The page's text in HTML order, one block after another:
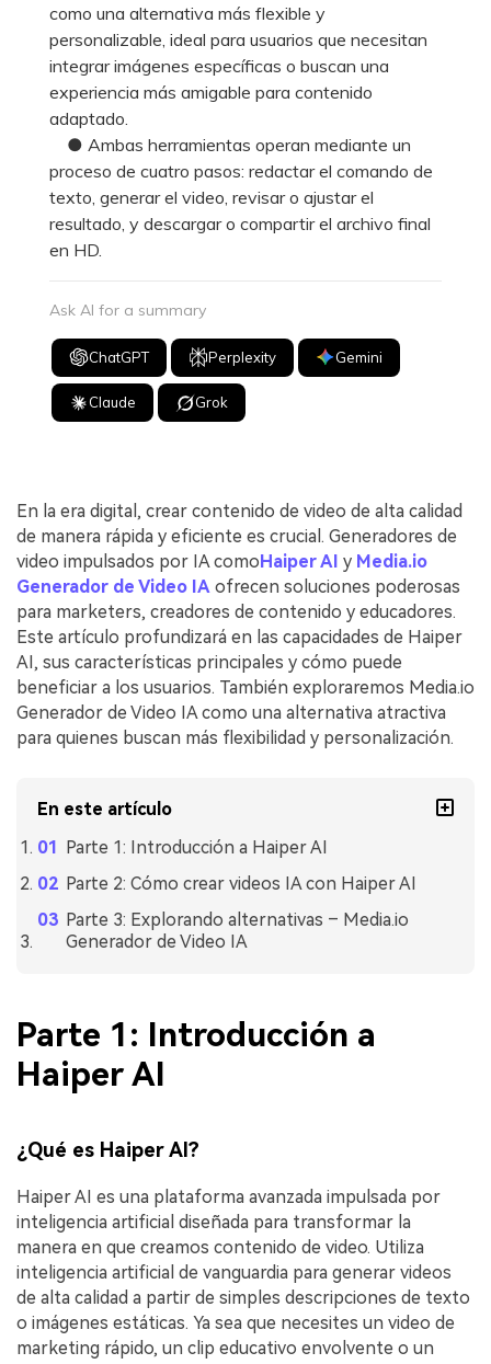
como una alternativa más flexible y
personalizable, ideal para usuarios que necesitan
integrar imágenes específicas o buscan una
experiencia más amigable para contenido
adaptado.
● Ambas herramientas operan mediante un
proceso de cuatro pasos: redactar el comando de
texto, generar el video, revisar o ajustar el
resultado, y descargar o compartir el archivo final
en HD.
Ask AI for a summary
ChatGPT Perplexity Gemini
Claude Grok
En la era digital, crear contenido de video de alta calidad
de manera rápida y eficiente es crucial. Generadores de
video impulsados por IA comoHaiper AI y Media.io
Generador de Video IA ofrecen soluciones poderosas
para marketers, creadores de contenido y educadores.
Este artículo profundizará en las capacidades de Haiper
AI, sus características principales y cómo puede
beneficiar a los usuarios. También exploraremos Media.io
Generador de Video IA como una alternativa atractiva
para quienes buscan más flexibilidad y personalización.
En este artículo
Parte 1: Introducción a Haiper AI
Parte 2: Cómo crear videos IA con Haiper AI
Parte 3: Explorando alternativas – Media.io
Generador de Video IA
Parte 1: Introducción a
Haiper AI
¿Qué es Haiper AI?
Haiper AI es una plataforma avanzada impulsada por
inteligencia artificial diseñada para transformar la
manera en que creamos contenido de video. Utiliza
inteligencia artificial de vanguardia para generar videos
de alta calidad a partir de simples descripciones de texto
o imágenes estáticas. Ya sea que necesites un video de
marketing rápido, un clip educativo envolvente o un